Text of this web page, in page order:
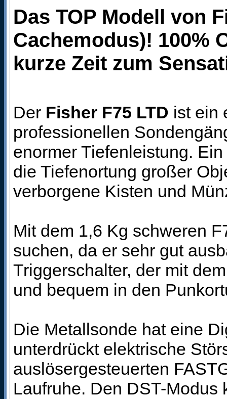
Das TOP Modell von
Cachemodus)! 100%
kurze Zeit zum
Der Fisher F75 LTD ist ein
professionellen
enormer Tiefenleistung.
die Tiefenortung großer
verborgene Kisten und
Mit dem 1,6 Kg schweren
suchen, da er sehr gut
Triggerschalter, der mit
und bequem in den
Die Metallsonde hat eine
unterdrückt elektrische
auslösergesteuerten
Laufruhe. Den DST-